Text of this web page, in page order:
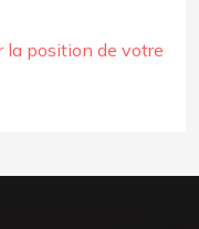
la position de votre